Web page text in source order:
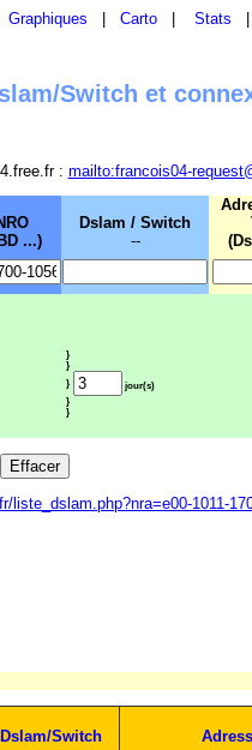
Graphiques Carto Stats
Switch et
: mailto:francois04-
...)
Dslam / Switch
--
}
}
}
jour(s)
}
}
liste_dslam.php?nra=e00-1011-
Switch